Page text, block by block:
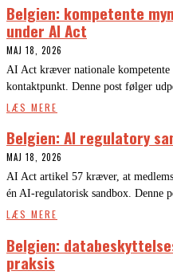
Belgien: kompetente
under AI Act
MAJ 18, 2026
AI Act kræver nationale
kontaktpunkt. Denne post følger
LÆS MERE
Belgien: AI regulatory
MAJ 18, 2026
AI Act artikel 57 kræver, at
én AI-regulatorisk sandbox. Denne
LÆS MERE
Belgien:
praksis